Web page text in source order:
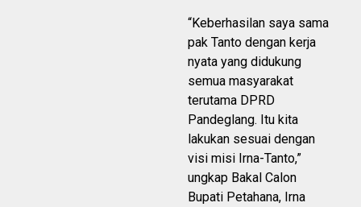
“Keberhasilan saya sama
pak Tanto dengan kerja
nyata yang didukung
semua masyarakat
terutama DPRD
Pandeglang. Itu kita
lakukan sesuai dengan
visi misi Irna-Tanto,”
ungkap Bakal Calon
Bupati Petahana, Irna